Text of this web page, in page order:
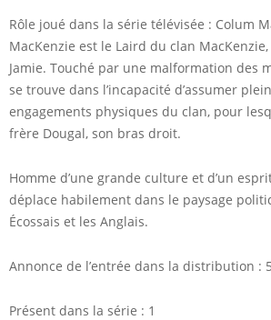
Rôle joué dans la série télévisée : Colum
MacKenzie est le Laird du clan
Jamie. Touché par une malformation des
se trouve dans l’incapacité d’assumer
engagements physiques du clan, pour
frère Dougal, son bras droit.
Homme d’une grande culture et d’un
déplace habilement dans le paysage
Écossais et les Anglais.
Annonce de l’entrée dans la distribution :
Présent dans la série : 1